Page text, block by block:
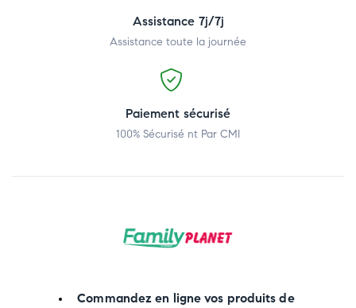
Assistance 7j/7j
Assistance toute la journée
Paiement sécurisé
100% Sécurisé nt Par CMI
Commandez en ligne vos produits de